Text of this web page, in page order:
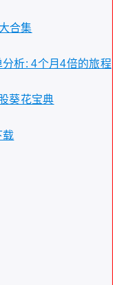
合集
分析: 4个月4倍的旅程
葵花宝典
载